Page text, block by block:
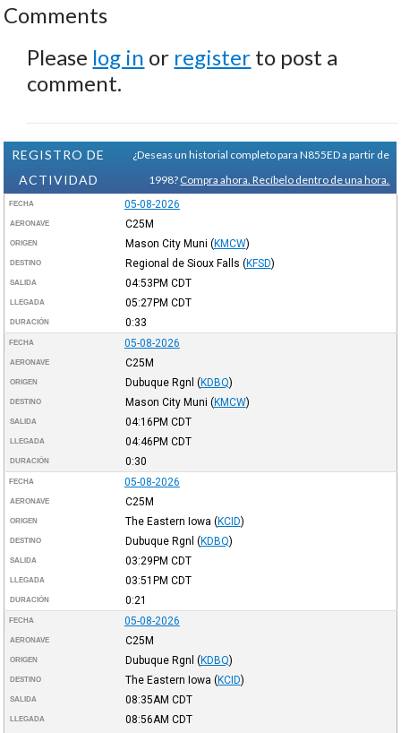
Comments
Please log in or register to post a
comment.
REGISTRO DE
ACTIVIDAD
¿Deseas un historial completo para N855ED a partir de
1998? Compra ahora. Recíbelo dentro de una hora.
FECHA 05-08-2026
AERONAVE C25M
ORIGEN Mason City Muni (KMCW)
DESTINO Regional de Sioux Falls (KFSD)
SALIDA 04:53PM CDT
LLEGADA 05:27PM CDT
DURACIÓN 0:33
FECHA 05-08-2026
AERONAVE C25M
ORIGEN Dubuque Rgnl (KDBQ)
DESTINO Mason City Muni (KMCW)
SALIDA 04:16PM CDT
LLEGADA 04:46PM CDT
DURACIÓN 0:30
FECHA 05-08-2026
AERONAVE C25M
ORIGEN The Eastern Iowa (KCID)
DESTINO Dubuque Rgnl (KDBQ)
SALIDA 03:29PM CDT
LLEGADA 03:51PM CDT
DURACIÓN 0:21
FECHA 05-08-2026
AERONAVE C25M
ORIGEN Dubuque Rgnl (KDBQ)
DESTINO The Eastern Iowa (KCID)
SALIDA 08:35AM CDT
LLEGADA 08:56AM CDT